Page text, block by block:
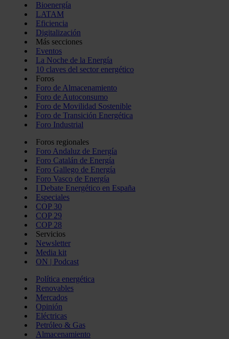
Bioenergía
LATAM
Eficiencia
Digitalización
Más secciones
Eventos
La Noche de la Energía
10 claves del sector energético
Foros
Foro de Almacenamiento
Foro de Autoconsumo
Foro de Movilidad Sostenible
Foro de Transición Energética
Foro Industrial
Foros regionales
Foro Andaluz de Energía
Foro Catalán de Energía
Foro Gallego de Energía
Foro Vasco de Energía
I Debate Energético en España
Especiales
COP 30
COP 29
COP 28
Servicios
Newsletter
Media kit
ON | Podcast
Política energética
Renovables
Mercados
Opinión
Eléctricas
Petróleo & Gas
Almacenamiento